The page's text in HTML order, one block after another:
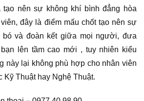
tạo nên sự không khí bình đẳng hòa
đây là điểm mấu chốt tạo nên sự
bó và đoàn kết giữa mọi người, đưa
lên tầm cao mới , tuy nhiên kiểu
này lại không phù hợp cho nhân viên
Kỹ Thuật hay Nghệ Thuật.